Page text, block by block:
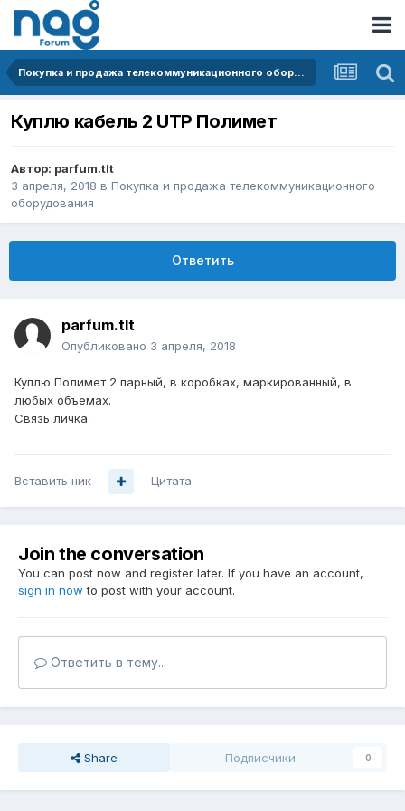
Покупка и продажа телекоммуникационного оборудования
Куплю кабель 2 UTP Полимет
Автор: parfum.tlt
3 апреля, 2018 в Покупка и продажа телекоммуникационного
оборудования
Ответить
parfum.tlt
Опубликовано 3 апреля, 2018
Куплю Полимет 2 парный, в коробках, маркированный, в
любых объемах.
Связь личка.
Вставить ник Цитата
Join the conversation
You can post now and register later. If you have an account,
sign in now to post with your account.
Ответить в тему...
Share Подписчики 0